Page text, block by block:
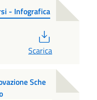
- Infografica
Scarica
Sche